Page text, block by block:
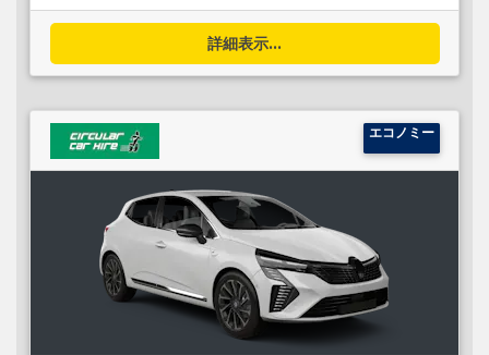
詳細表示...
エコノミー